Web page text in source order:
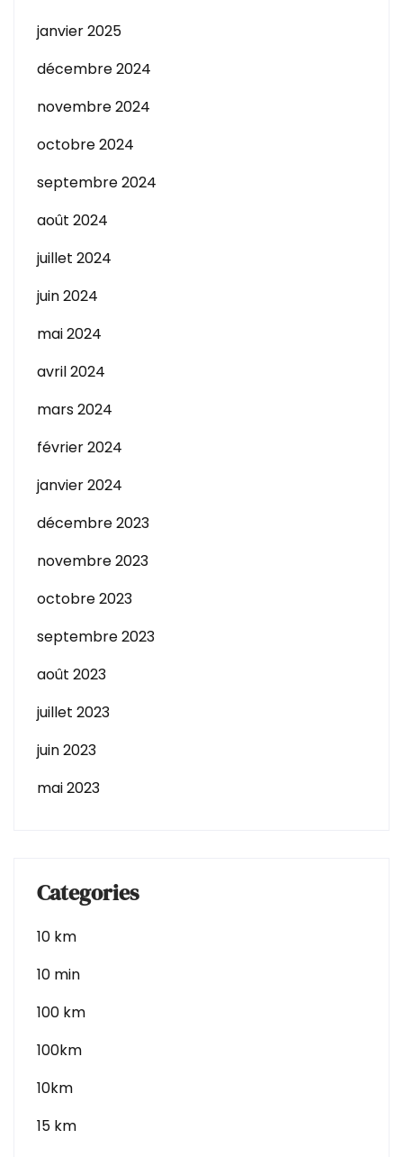
janvier 2025
décembre 2024
novembre 2024
octobre 2024
septembre 2024
août 2024
juillet 2024
juin 2024
mai 2024
avril 2024
mars 2024
février 2024
janvier 2024
décembre 2023
novembre 2023
octobre 2023
septembre 2023
août 2023
juillet 2023
juin 2023
mai 2023
Categories
10 km
10 min
100 km
100km
10km
15 km